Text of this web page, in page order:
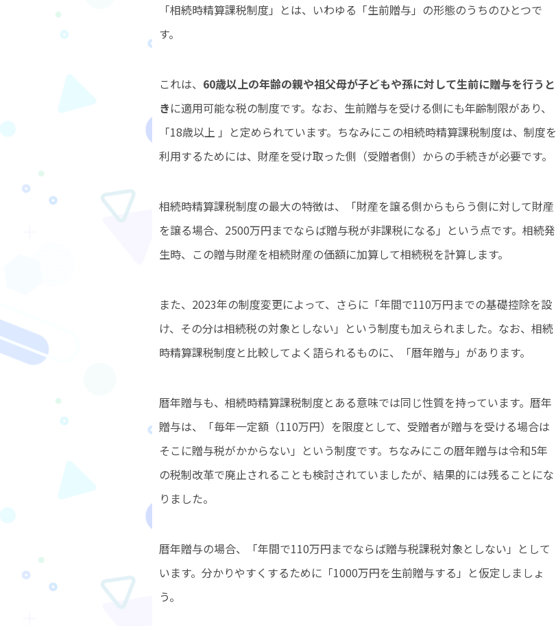
「相続時精算課税制度」とは、いわゆる「生前贈与」の形態のうちのひとつで
す。
これは、 60歳以上の年齢の親や祖父母が子どもや孫に対して生前に贈与を行うと
きに適用可能な税の制度です。なお、生前贈与を受ける側にも年齢制限があり、
「18歳以上 」と定められています。ちなみにこの相続時精算課税制度は、制度を
利用するためには、財産を受け取った側（受贈者側）からの手続きが必要です。
相続時精算課税制度の最大の特徴は、「財産を譲る側からもらう側に対して財産
を譲る場合、2500万円までならば贈与税が非課税になる」という点です。相続発
生時、この贈与財産を相続財産の価額に加算して相続税を計算します。
また、2023年の制度変更によって、さらに「年間で110万円までの基礎控除を設
け、その分は相続税の対象としない」という制度も加えられました。なお、相続
時精算課税制度と比較してよく語られるものに、「暦年贈与」があります。
暦年贈与も、相続時精算課税制度とある意味では同じ性質を持っています。暦年
贈与は、「毎年一定額（110万円）を限度として、受贈者が贈与を受ける場合は
そこに贈与税がかからない」という制度です。ちなみにこの暦年贈与は令和5年
の税制改革で廃止されることも検討されていましたが、結果的には残ることにな
りました。
暦年贈与の場合、「年間で110万円までならば贈与税課税対象としない」として
います。分かりやすくするために「1000万円を生前贈与する」と仮定しましょ
う。